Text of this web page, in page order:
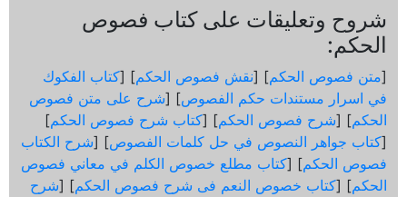
شروح وتعليقات على كتاب فصوص
الحكم:
[متن فصوص الحكم] [نقش فصوص الحكم] [كتاب الفكوك
في اسرار مستندات حكم الفصوص] [شرح على متن فصوص
الحكم] [شرح فصوص الحكم] [كتاب شرح فصوص الحكم]
[كتاب جواهر النصوص في حل كلمات الفصوص] [شرح الكتاب
فصوص الحكم] [كتاب مطلع خصوص الكلم في معاني فصوص
الحكم] [كتاب خصوص النعم فى شرح فصوص الحكم] [شرح